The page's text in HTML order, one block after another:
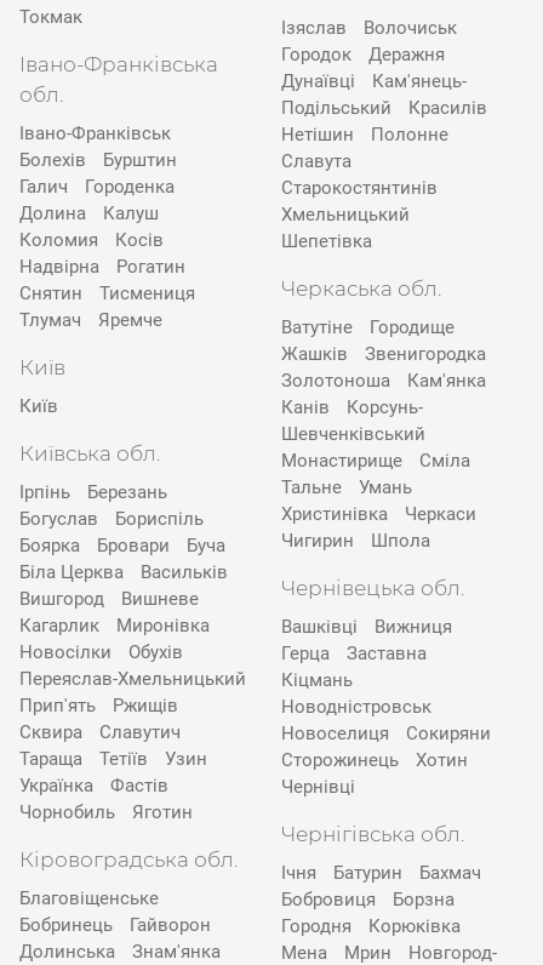
Токмак
Івано-Франківська
обл.
Івано-Франківськ
Болехів
Бурштин
Галич
Городенка
Долина
Калуш
Коломия
Косів
Надвірна
Рогатин
Снятин
Тисмениця
Тлумач
Яремче
Київ
Київ
Київська обл.
Ірпінь
Березань
Богуслав
Бориспіль
Боярка
Бровари
Буча
Біла Церква
Васильків
Вишгород
Вишневе
Кагарлик
Миронівка
Новосілки
Обухів
Переяслав-Хмельницький
Прип'ять
Ржищів
Сквира
Славутич
Тараща
Тетіїв
Узин
Українка
Фастів
Чорнобиль
Яготин
Кіровоградська обл.
Благовіщенське
Бобринець
Гайворон
Долинська
Знам'янка
Ізяслав
Волочиськ
Городок
Деражня
Дунаївці
Кам'янець-
Подільський
Красилів
Нетішин
Полонне
Славута
Старокостянтинів
Хмельницький
Шепетівка
Черкаська обл.
Ватутіне
Городище
Жашків
Звенигородка
Золотоноша
Кам'янка
Канів
Корсунь-
Шевченківський
Монастирище
Сміла
Тальне
Умань
Христинівка
Черкаси
Чигирин
Шпола
Чернівецька обл.
Вашківці
Вижниця
Герца
Заставна
Кіцмань
Новодністровськ
Новоселиця
Сокиряни
Сторожинець
Хотин
Чернівці
Чернігівська обл.
Ічня Батурин
Бахмач
Бобровиця
Борзна
Городня
Корюківка
Мена
Мрин
Новгород-